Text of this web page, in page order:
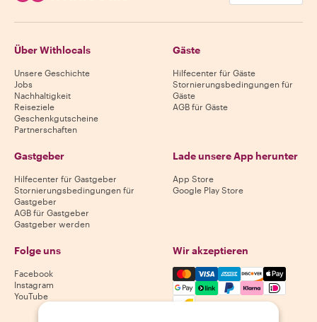
Über Withlocals
Unsere Geschichte
Jobs
Nachhaltigkeit
Reiseziele
Geschenkgutscheine
Partnerschaften
Gäste
Hilfecenter für Gäste
Stornierungsbedingungen für
Gäste
AGB für Gäste
Gastgeber
Hilfecenter für Gastgeber
Stornierungsbedingungen für
Gastgeber
AGB für Gastgeber
Gastgeber werden
Lade unsere App herunter
App Store
Google Play Store
Folge uns
Facebook
Instagram
YouTube
Wir akzeptieren
Mastercard, Visa, Amex,